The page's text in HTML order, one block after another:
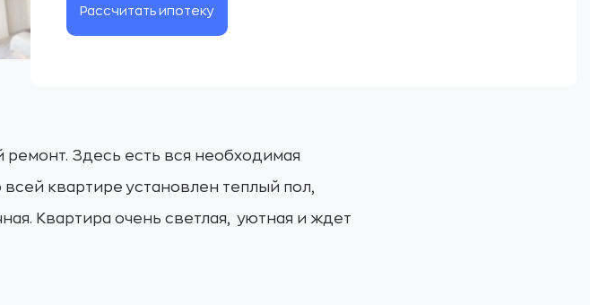
Рассчитать ипотеку
Здесь есть вся необходимая
квартире установлен теплый пол,
Квартира очень светлая, уютная и ждет